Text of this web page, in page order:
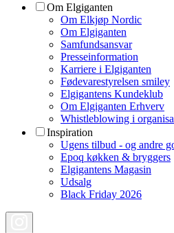
Om Elgiganten
Om Elkjøp Nordic
Om Elgiganten
Samfundsansvar
Presseinformation
Karriere i Elgiganten
Fødevarestyrelsen smiley
Elgigantens Kundeklub
Om Elgiganten Erhverv
Whistleblowing i
Inspiration
Ugens tilbud - og andre
Epoq køkken & bryggers
Elgigantens Magasin
Udsalg
Black Friday 2026